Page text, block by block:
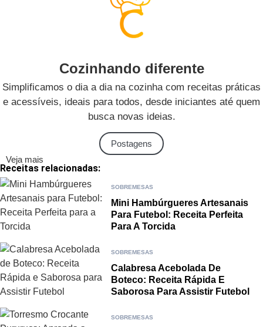
Cozinhando diferente
Simplificamos o dia a dia na cozinha com receitas práticas
e acessíveis, ideais para todos, desde iniciantes até quem
busca novas ideias.
Postagens
Veja mais
Receitas relacionadas:
SOBREMESAS
Mini Hambúrgueres Artesanais
Para Futebol: Receita Perfeita
Para A Torcida
SOBREMESAS
Calabresa Acebolada De
Boteco: Receita Rápida E
Saborosa Para Assistir Futebol
SOBREMESAS